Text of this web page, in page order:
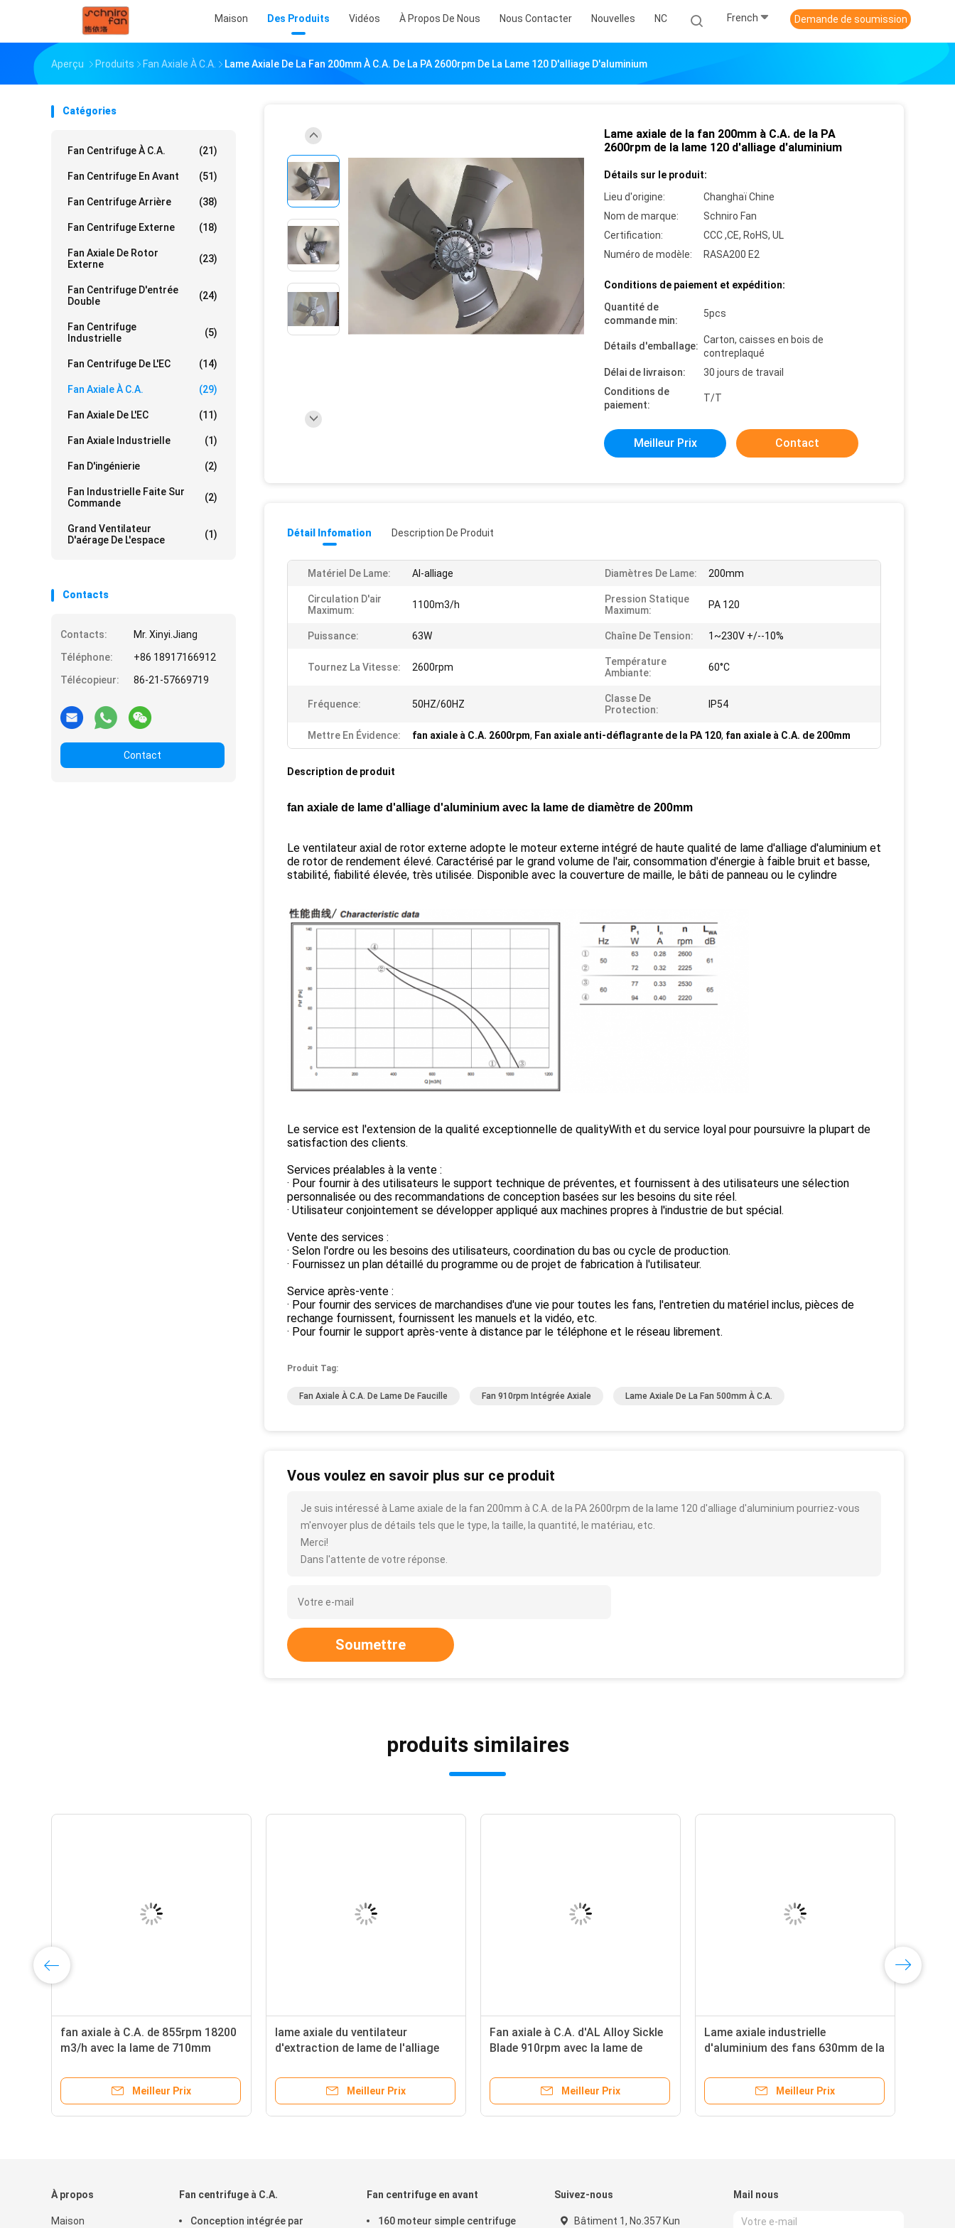
Maison Des Produits Vidéos À Propos De Nous Nous Contacter Nouvelles NC French Demande de soumission
Aperçu Produits Fan Axiale À C.A. Lame Axiale De La Fan 200mm À C.A. De La PA 2600rpm De La Lame 120 D'alliage D'aluminium
Catégories
Fan Centrifuge À C.A. (21)
Fan Centrifuge En Avant (51)
Fan Centrifuge Arrière (38)
Fan Centrifuge Externe (18)
Fan Axiale De Rotor
Externe
(23)
Fan Centrifuge D'entrée
Double
(24)
Fan Centrifuge
Industrielle
(5)
Fan Centrifuge De L'EC (14)
Fan Axiale À C.A. (29)
Fan Axiale De L'EC (11)
Fan Axiale Industrielle (1)
Fan D'ingénierie (2)
Fan Industrielle Faite Sur
Commande
(2)
Grand Ventilateur
D'aérage De L'espace
(1)
Contacts
Contacts:
Mr. Xinyi.Jiang
Téléphone:
+86 18917166912
Télécopieur:
86-21-57669719
Contact
Lame axiale de la fan 200mm à C.A. de la PA
2600rpm de la lame 120 d'alliage d'aluminium
Détails sur le produit:
Lieu d'origine:
Changhaï Chine
Nom de marque:
Schniro Fan
Certification:
CCC ,CE, RoHS, UL
Numéro de modèle:
RASA200 E2
Conditions de paiement et expédition:
Quantité de
commande min:
5pcs
Détails d'emballage:
Carton, caisses en bois de
contreplaqué
Délai de livraison:
30 jours de travail
Conditions de
paiement:
T/T
Meilleur Prix Contact
Détail Infomation Description De Produit
Matériel De Lame: Al-alliage Diamètres De Lame: 200mm
Circulation D'air
Maximum:
1100m3/h
Pression Statique
Maximum:
PA 120
Puissance: 63W Chaîne De Tension: 1~230V +/--10%
Tournez La Vitesse: 2600rpm
Température
Ambiante:
60°C
Fréquence: 50HZ/60HZ
Classe De
Protection:
IP54
Mettre En Évidence: fan axiale à C.A. 2600rpm, Fan axiale anti-déflagrante de la PA 120, fan axiale à C.A. de 200mm
Description de produit
fan axiale de lame d'alliage d'aluminium avec la lame de diamètre de 200mm
Le ventilateur axial de rotor externe adopte le moteur externe intégré de haute qualité de lame d'alliage d'aluminium et
de rotor de rendement élevé. Caractérisé par le grand volume de l'air, consommation d'énergie à faible bruit et basse,
stabilité, fiabilité élevée, très utilisée. Disponible avec la couverture de maille, le bâti de panneau ou le cylindre
Le service est l'extension de la qualité exceptionnelle de qualityWith et du service loyal pour poursuivre la plupart de
satisfaction des clients.
Services préalables à la vente :
· Pour fournir à des utilisateurs le support technique de préventes, et fournissent à des utilisateurs une sélection
personnalisée ou des recommandations de conception basées sur les besoins du site réel.
· Utilisateur conjointement se développer appliqué aux machines propres à l'industrie de but spécial.
Vente des services :
· Selon l'ordre ou les besoins des utilisateurs, coordination du bas ou cycle de production.
· Fournissez un plan détaillé du programme ou de projet de fabrication à l'utilisateur.
Service après-vente :
· Pour fournir des services de marchandises d'une vie pour toutes les fans, l'entretien du matériel inclus, pièces de
rechange fournissent, fournissent les manuels et la vidéo, etc.
· Pour fournir le support après-vente à distance par le téléphone et le réseau librement.
Produit Tag:
Fan Axiale À C.A. De Lame De Faucille Fan 910rpm Intégrée Axiale Lame Axiale De La Fan 500mm À C.A.
Vous voulez en savoir plus sur ce produit
Je suis intéressé à Lame axiale de la fan 200mm à C.A. de la PA 2600rpm de la lame 120 d'alliage d'aluminium pourriez-vous
m'envoyer plus de détails tels que le type, la taille, la quantité, le matériau, etc.
Merci!
Dans l'attente de votre réponse.
Soumettre
produits similaires
fan axiale à C.A. de 855rpm 18200
m3/h avec la lame de 710mm
Meilleur Prix
lame axiale du ventilateur
d'extraction de lame de l'alliage
Meilleur Prix
Fan axiale à C.A. d'AL Alloy Sickle
Blade 910rpm avec la lame de
Meilleur Prix
Lame axiale industrielle
d'aluminium des fans 630mm de la
Meilleur Prix
À propos
Maison
Fan centrifuge à C.A.
Conception intégrée par
Fan centrifuge en avant
160 moteur simple centrifuge
Suivez-nous
Bâtiment 1, No.357 Kun
Mail nous